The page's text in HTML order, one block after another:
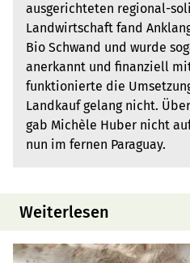
ausgerichteten regional-
Landwirtschaft fand
Bio Schwand und wurde
anerkannt und finanziell
funktionierte die
Landkauf gelang nicht.
gab Michèle Huber nicht
nun im fernen Paraguay.
Weiterlesen